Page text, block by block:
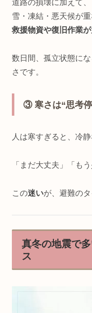
道路の損壊に加えて、
雪・凍結・悪天候が重
救援物資や復旧作業が
数日間、孤立状態に
さです。
③ 寒さは“思考
人は寒すぎると、冷
「まだ大丈夫」「も
この迷いが、避難の
真冬の地震で
ス